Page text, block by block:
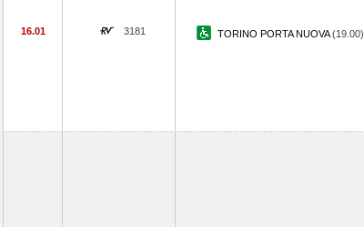
16.01 3181 TORINO PORTA NUOVA(19.00)